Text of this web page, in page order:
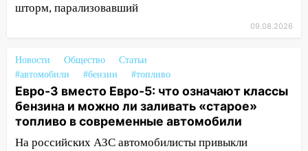
13:35 Непогода продолжает бить по
13:22 Упавшие деревья перекрыли
дороги в Ульяновске: фото
13:17 Непогода в Ульяновске не
закончится сегодня: сильные ливни
сохранятся 9 августа
шторм, парализовавший
09.08.2026
Новости Общество
Статьи
#автомобили
#бензин #топливо
Евро-3 вместо Евро-5: что означают классы
бензина и можно ли заливать «старое»
топливо в современные автомобили
На российских АЗС автомобилисты привыкли